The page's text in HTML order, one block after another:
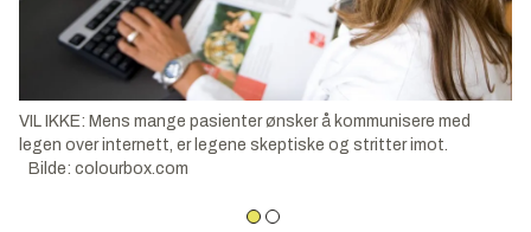
VIL IKKE: Mens mange pasienter ønsker å kommunisere med
legen over internett, er legene skeptiske og stritter imot.
Bilde: colourbox.com